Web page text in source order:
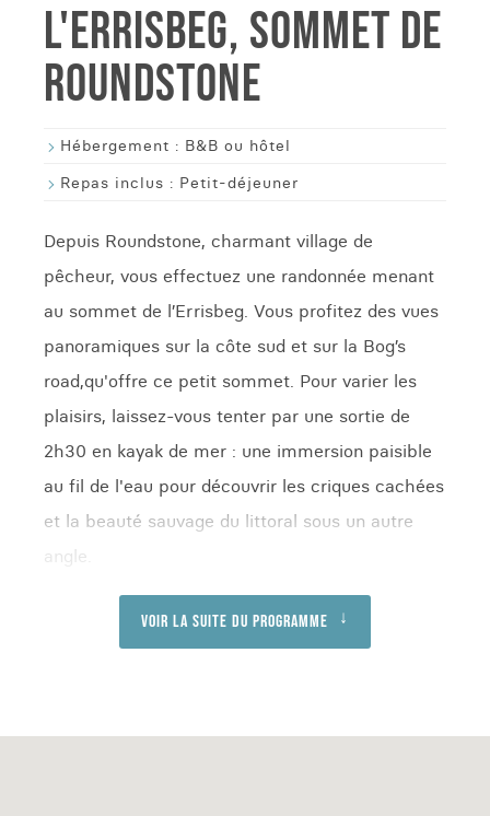
L'ERRISBEG, SOMMET DE
ROUNDSTONE
Hébergement : B&B ou hôtel
Repas inclus : Petit-déjeuner
Depuis Roundstone, charmant village de
pêcheur, vous effectuez une randonnée menant
au sommet de l’Errisbeg. Vous profitez des vues
panoramiques sur la côte sud et sur la Bog’s
road,qu'offre ce petit sommet. Pour varier les
plaisirs, laissez-vous tenter par une sortie de
2h30 en kayak de mer : une immersion paisible
au fil de l'eau pour découvrir les criques cachées
et la beauté sauvage du littoral sous un autre
angle.
Voir la suite du programme